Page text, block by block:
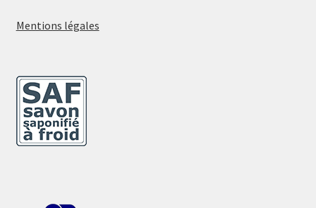
Mentions légales